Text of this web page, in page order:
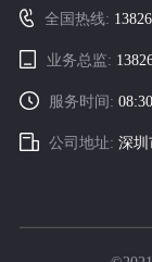
全国热线:
业务总监:
服务时间:
公司地址:深圳